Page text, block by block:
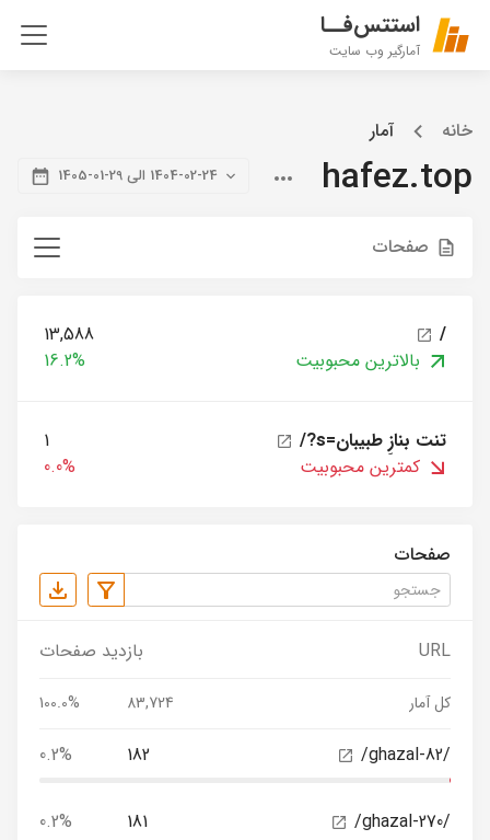
استتس‌فــا
آمارگیر وب سایت
خانه آمار
hafez.top 1404-02-24 الی 29-01-1405
صفحات
/
13,588
بالاترین محبوبیت
16.2%
/?s=تنت بنازِ طبیبان
1
کمترین محبوبیت
0.0%
صفحات
URL بازدید صفحات
کل آمار 83,724
100.0%
/ghazal-82/
182
0.2%
/ghazal-270/
181
0.2%